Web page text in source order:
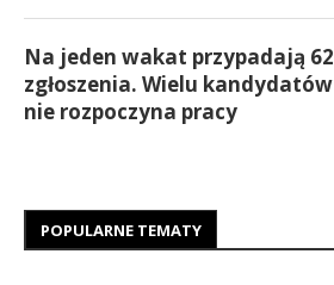
Na jeden wakat przypadają 62
zgłoszenia. Wielu kandydatów
nie rozpoczyna pracy
POPULARNE TEMATY